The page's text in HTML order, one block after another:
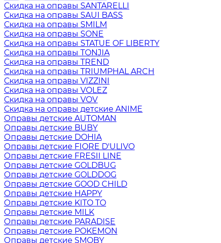
Скидка на оправы SANTARELLI
Скидка на оправы SAUI BASS
Скидка на оправы SMILM
Скидка на оправы SONE
Скидка на оправы STATUE OF LIBERTY
Скидка на оправы TONJIA
Скидка на оправы TREND
Скидка на оправы TRIUMPHAL ARCH
Скидка на оправы VIZZINI
Скидка на оправы VOLEZ
Скидка на оправы VOV
Скидка на оправы детские ANIME
Оправы детские AUTOMAN
Оправы детские BUBY
Оправы детские DOHIA
Оправы детские FIORE D'ULIVO
Оправы детские FRESII LINE
Оправы детские GOLDBUG
Оправы детские GOLDDOG
Оправы детские GOOD CHILD
Оправы детские HAPPY
Оправы детские KITO TO
Оправы детские MILK
Оправы детские PARADISE
Оправы детские POKEMON
Оправы детские SMOBY